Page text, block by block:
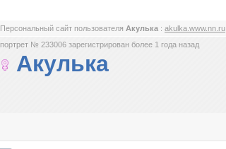
Персональный сайт пользователя Акулька : akulka.www.nn.ru
портрет № 233006 зарегистрирован более 1 года назад
Акулька